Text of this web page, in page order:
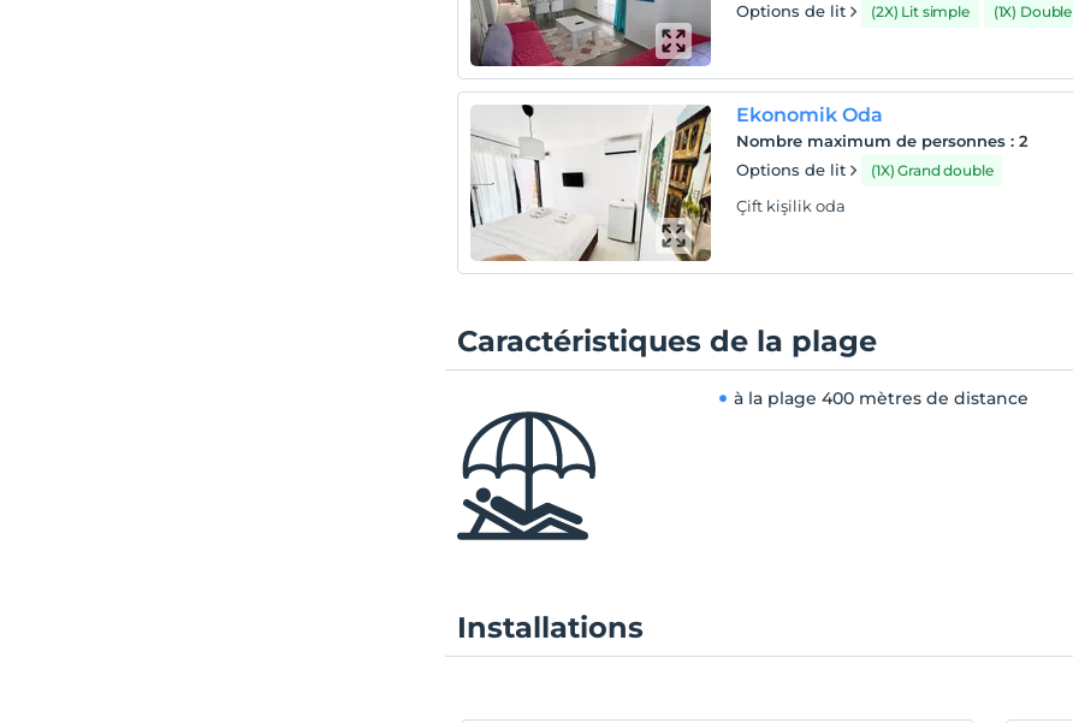
Options de lit (2X) Lit simple (1X) Double
Ekonomik Oda
Nombre maximum de personnes :2
Options de lit
(1X) Grand double
Çift kişilik oda
Caractéristiques de la plage
à la plage 400 mètres de distance
Installations